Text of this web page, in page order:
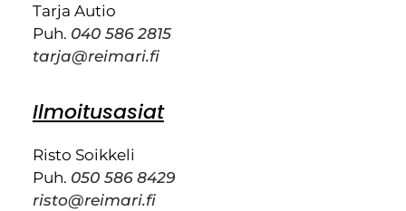
Tarja Autio
Puh. 040 586 2815
tarja@reimari.fi
Ilmoitusasiat
Risto Soikkeli
Puh. 050 586 8429
risto@reimari.fi